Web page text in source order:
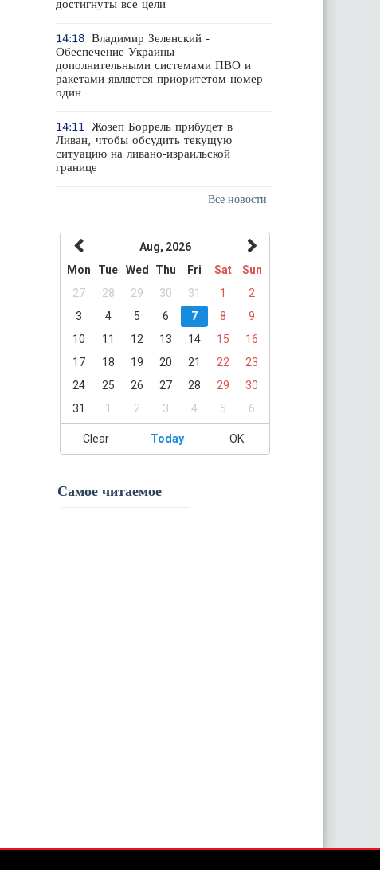
достигнуты все цели
14:18 Владимир Зеленский -
Обеспечение Украины
дополнительными системами ПВО и
ракетами является приоритетом номер
один
14:11
Жозеп Боррель прибудет в
Ливан, чтобы обсудить текущую
ситуацию на ливано-израильской
границе
Все новости
Aug, 2026
Mon
Tue Wed Thu Fri Sat
Sun
27
28 29 30 31 1
2
3
4 5 6 7 8
9
10
11 12 13 14 15
16
17
18 19 20 21 22
23
24
25 26 27 28 29
30
31
1 2 3 4 5 6
Clear Today OK
Самое читаемое